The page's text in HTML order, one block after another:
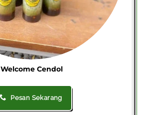
Welcome Cendol
Pesan Sekarang